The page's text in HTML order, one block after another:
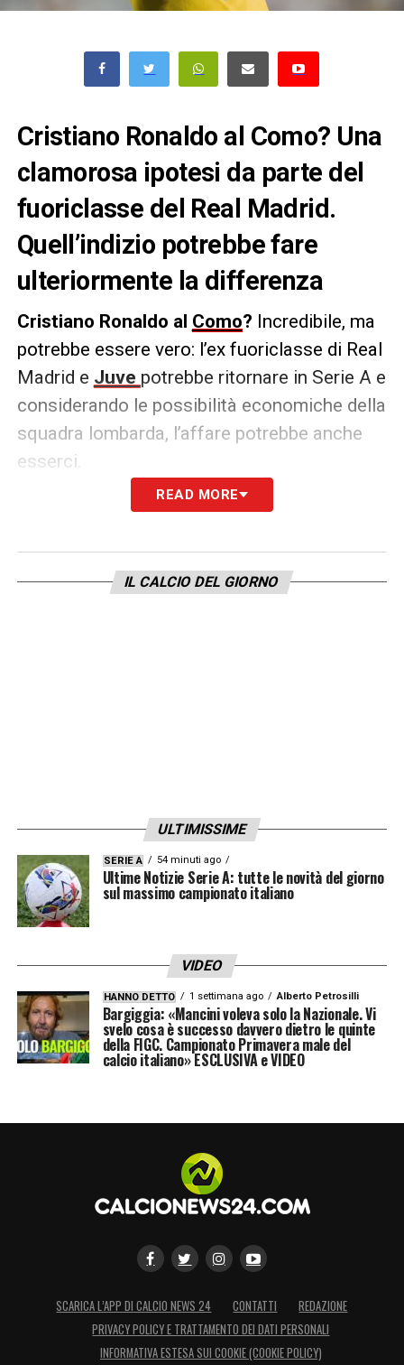
Cristiano Ronaldo al Como? Una
clamorosa ipotesi da parte del
fuoriclasse del Real Madrid.
Quell’indizio potrebbe fare
ulteriormente la differenza
Cristiano Ronaldo al Como? Incredibile, ma
potrebbe essere vero: l’ex fuoriclasse di Real
Madrid e Juve potrebbe ritornare in Serie A e
considerando le possibilità economiche della
squadra lombarda, l’affare potrebbe anche
esserci.
Perché tutto ciò? Fantamercato?
poco (12) il ritorno di Cristiano Ronaldo in
READ MORE
IL CALCIO DEL GIORNO
ULTIMISSIME
SERIE A 54 minuti ago
Ultime Notizie Serie A: tutte le novità del giorno
sul massimo campionato italiano
VIDEO
HANNO DETTO 1 settimana ago Alberto Petrosilli
Bargiggia: «Mancini voleva solo la Nazionale. Vi
svelo cosa è successo davvero dietro le quinte
della FIGC. Campionato Primavera male del
calcio italiano» ESCLUSIVA e VIDEO
SCARICA L’APP DI CALCIO NEWS 24 CONTATTI
REDAZIONE
PRIVACY POLICY E TRATTAMENTO DEI DATI PERSONALI
INFORMATIVA ESTESA SUI COOKIE (COOKIE POLICY)